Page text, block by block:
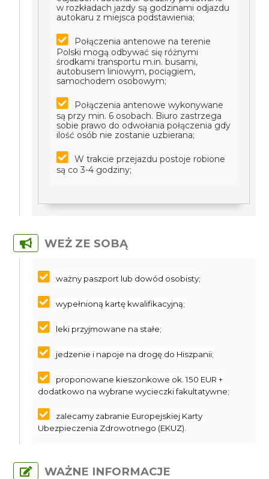
w rozkładach jazdy są godzinami odjazdu
autokaru z miejsca podstawienia;
Połączenia antenowe na terenie
Polski mogą odbywać się różnymi
środkami transportu m.in. busami,
autobusem liniowym, pociągiem,
samochodem osobowym;
Połączenia antenowe wykonywane
są przy min. 6 osobach. Biuro zastrzega
sobie prawo do odwołania połączenia gdy
ilość osób nie zostanie uzbierana;
W trakcie przejazdu postoje robione
są co 3-4 godziny;
WEŻ ZE SOBĄ
ważny paszport lub dowód osobisty;
wypełnioną kartę kwalifikacyjną;
leki przyjmowane na stałe;
jedzenie i napoje na drogę do Hiszpanii;
proponowane kieszonkowe ok. 150 EUR +
dodatkowo na wybrane wycieczki fakultatywne;
zalecamy zabranie Europejskiej Karty
Ubezpieczenia Zdrowotnego (EKUZ).
WAŻNE INFORMACJE